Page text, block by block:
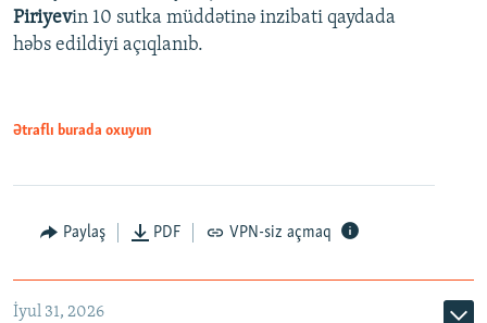
Piriyevin 10 sutka müddətinə inzibati qaydada
həbs edildiyi açıqlanıb.
Ətraflı burada oxuyun
Paylaş PDF VPN-siz açmaq
İyul 31, 2026